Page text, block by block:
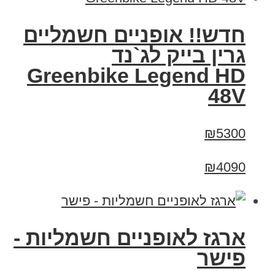
חדש!! אופניים חשמליים
גרין בייק לג`נד
Greenbike Legend HD
48V
₪5300
₪4090
ארגז לאופניים חשמליות -
פישר